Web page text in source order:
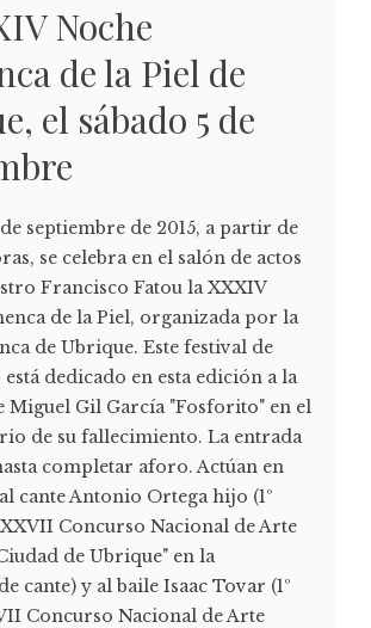
Noche
de la Piel de
el sábado 5 de
septiembre de 2015, a partir de
se celebra en el salón de actos
Francisco Fatou la XXXIV
de la Piel, organizada por la
de Ubrique. Este festival de
dedicado en esta edición a la
Miguel Gil García "Fosforito" en el
de su fallecimiento. La entrada
completar aforo. Actúan en
cante Antonio Ortega hijo (1º
Concurso Nacional de Arte
de Ubrique" en la
cante) y al baile Isaac Tovar (1º
Concurso Nacional de Arte